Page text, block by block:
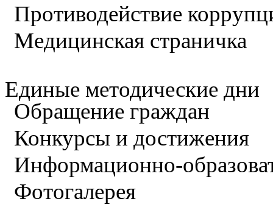
Противодействие
Медицинская страничка
Единые методические дни
Обращение граждан
Конкурсы и достижения
Информационно-
Фотогалерея